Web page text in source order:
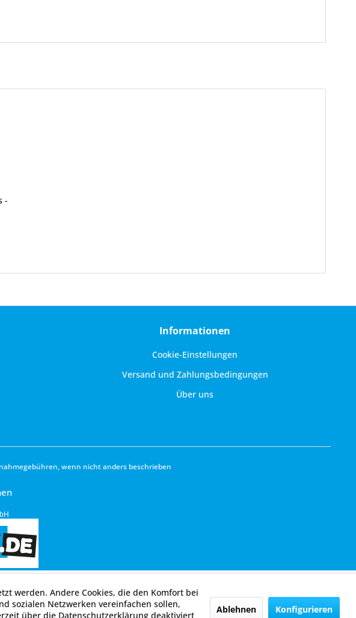
-
Informationen
Cookie-Einstellungen
Versand und Zahlungsbedingungen
Über uns
wenn nicht anders beschrieben
werden. Andere Cookies, die den Komfort bei
sozialen Netzwerken vereinfachen sollen,
über die Datenschutzerklärung deaktiviert
Ablehnen Konfigurieren